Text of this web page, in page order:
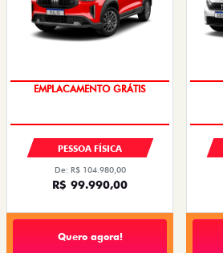
OPORTUNIDADE
PESSOA FÍSICA
De: R$ 104.980,00
R$ 99.990,00
Quero agora!